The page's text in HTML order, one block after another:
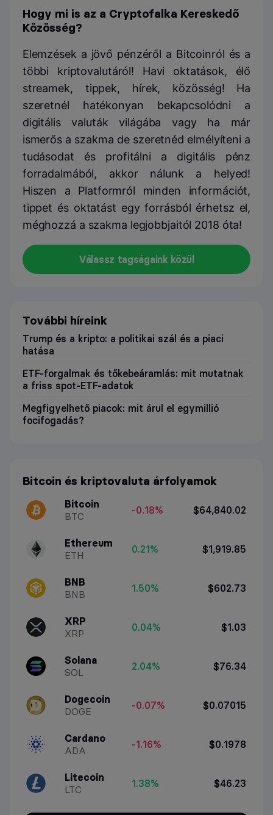
Hogy mi is az a Cryptofalka Kereskedő
Közösség?
Elemzések a jövő pénzéről a Bitcoinról és a
többi kriptovalutáról! Havi oktatások, élő
streamek, tippek, hírek, közösség! Ha
szeretnél hatékonyan bekapcsolódni a
digitális valuták világába vagy ha már
ismerős a szakma de szeretnéd elmélyíteni a
tudásodat és profitálni a digitális pénz
forradalmából, akkor nálunk a helyed!
Hiszen a Platformról minden információt,
tippet és oktatást egy forrásból érhetsz el,
méghozzá a szakma legjobbjaitól 2018 óta!
Válassz tagságaink közül
További híreink
Trump és a kripto: a politikai szál és a piaci
hatása
ETF-forgalmak és tőkebeáramlás: mit mutatnak
a friss spot-ETF-adatok
Megfigyelhető piacok: mit árul el egymillió
focifogadás?
Bitcoin és kriptovaluta árfolyamok
Bitcoin
BTC
-0.18% $64,840.02
Ethereum
ETH
0.21% $1,919.85
BNB
BNB
1.50% $602.73
XRP
XRP
0.04% $1.03
Solana
SOL
2.04% $76.34
Dogecoin
DOGE
-0.07% $0.07015
Cardano
ADA
-1.16% $0.1978
Litecoin
LTC
1.38% $46.23